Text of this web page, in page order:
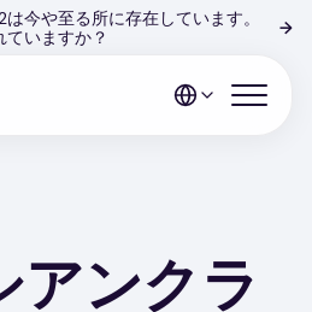
今や至る所に存在しています。
いますか？
→
Open
アンクラ